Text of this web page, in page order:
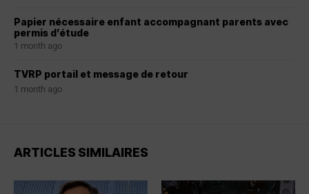
Papier nécessaire enfant accompagnant parents avec
permis d’étude
1 month ago
TVRP portail et message de retour
1 month ago
ARTICLES SIMILAIRES